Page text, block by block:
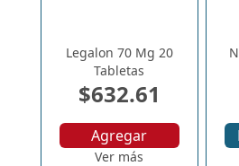
Legalon 70 Mg 20
Tabletas
$632.61
Agregar
Ver más